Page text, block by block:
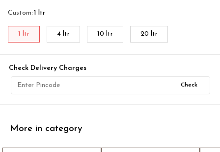
Custom: 1 ltr
1 ltr 4 ltr 10 ltr 20 ltr
Check Delivery Charges
Check
More in category